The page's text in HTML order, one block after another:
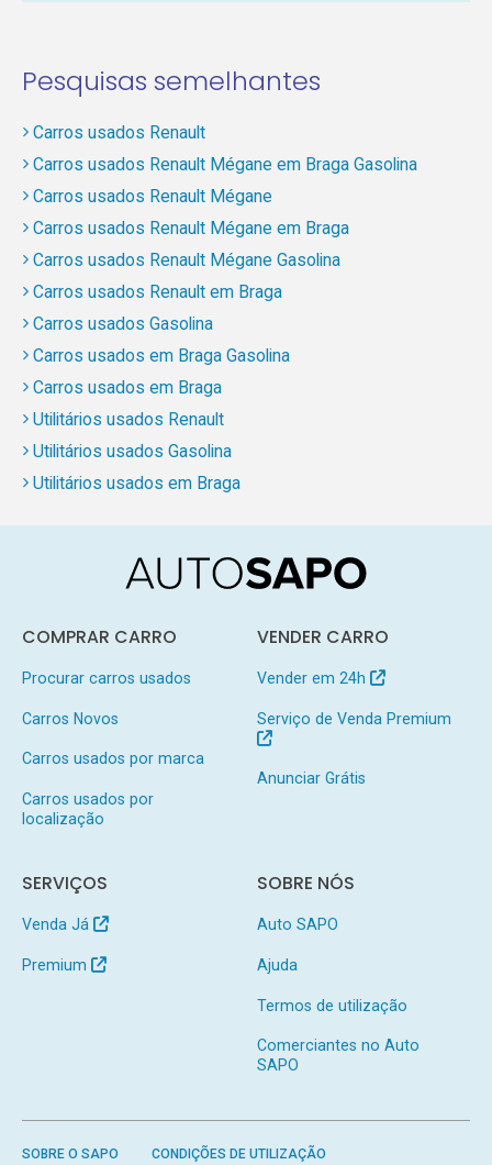
Pesquisas semelhantes
Carros usados Renault
Carros usados Renault Mégane em Braga Gasolina
Carros usados Renault Mégane
Carros usados Renault Mégane em Braga
Carros usados Renault Mégane Gasolina
Carros usados Renault em Braga
Carros usados Gasolina
Carros usados em Braga Gasolina
Carros usados em Braga
Utilitários usados Renault
Utilitários usados Gasolina
Utilitários usados em Braga
COMPRAR CARRO
Procurar carros usados
Carros Novos
Carros usados por marca
Carros usados por
localização
VENDER CARRO
Vender em 24h
Serviço de Venda Premium
Anunciar Grátis
SERVIÇOS
Venda Já
Premium
SOBRE NÓS
Auto SAPO
Ajuda
Termos de utilização
Comerciantes no Auto
SAPO
SOBRE O SAPO CONDIÇÕES DE UTILIZAÇÃO